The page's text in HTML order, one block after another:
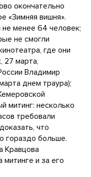
окончательно
«Зимняя вишня».
менее 64 человек;
не смогли
где они
27 марта,
Владимир
днем траура);
митинг: несколько
требовали
что
гораздо больше.
Кравцова
митинге и за его